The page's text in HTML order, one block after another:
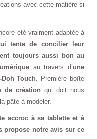
avec cette matière si
été vraiment adaptée à
tente de concilier leur
toujours aussi bon au
au travers d’une
Touch. Première boîte
de création qui doit nous
pâte à modeler.
accroc à sa tablette et à
propose notre avis sur ce